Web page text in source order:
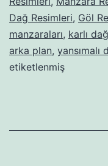
Dağ Resimleri, Göl
manzaraları, karlı dağ
arka plan, yansımalı
etiketlenmiş